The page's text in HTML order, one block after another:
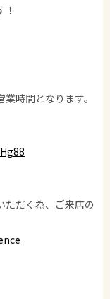
時間となります。
ただく為、ご来店の